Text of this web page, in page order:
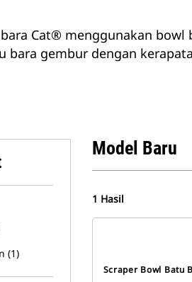
Cat® menggunakan
bara gembur dengan
(1)
Model Baru
1 Hasil
Scraper Bowl Batu